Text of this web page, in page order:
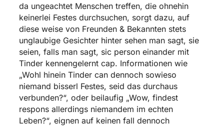
da ungeachtet Menschen treffen, die ohnehin
keinerlei Festes durchsuchen, sorgt dazu, auf
diese weise von Freunden & Bekannten stets
unglaubige Gesichter hinter sehen man sagt, sie
seien, falls man sagt, sic person einander mit
Tinder kennengelernt cap. Informationen wie
„Wohl hinein Tinder can dennoch sowieso
niemand bisserl Festes, seid das durchaus
verbunden?“, oder beilaufig „Wow, findest
respons allerdings niemandem im echten
Leben?“, eignen auf keinen fall dennoch